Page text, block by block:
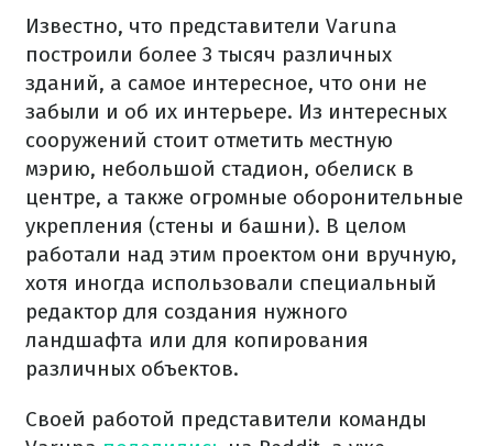
Известно, что представители Varuna
построили более 3 тысяч различных
зданий, а самое интересное, что они не
забыли и об их интерьере. Из интересных
сооружений стоит отметить местную
мэрию, небольшой стадион, обелиск в
центре, а также огромные оборонительные
укрепления (стены и башни). В целом
работали над этим проектом они вручную,
хотя иногда использовали специальный
редактор для создания нужного
ландшафта или для копирования
различных объектов.
Своей работой представители команды